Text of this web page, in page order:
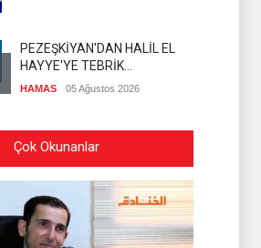
PEZEŞKİYAN'DAN HALİL EL
HAYYE'YE TEBRİK
TELEFONU
HAMAS 05 Ağustos 2026
İSLAMİ CİHAD: SİYONİST
DÜŞMAN TAAHHÜTLERİNE
UYMUYOR
İSLAMİ CİHAD 04 Ağustos 2026
NAİM KASIM: İRAN KAZANDI
AMERİKA İSE KAYBETTİ
Çok Okunanlar